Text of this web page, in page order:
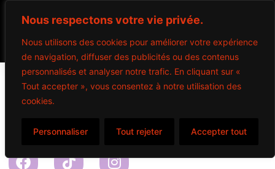
Nous respectons votre vie privée.
Nous utilisons des cookies pour améliorer votre expérience
de navigation, diffuser des publicités ou des contenus
personnalisés et analyser notre trafic. En cliquant sur «
Tout accepter », vous consentez à notre utilisation des
cookies.
Personnaliser Tout rejeter Accepter tout
Rhum Captain M
3.95
Propulsé par Miitems